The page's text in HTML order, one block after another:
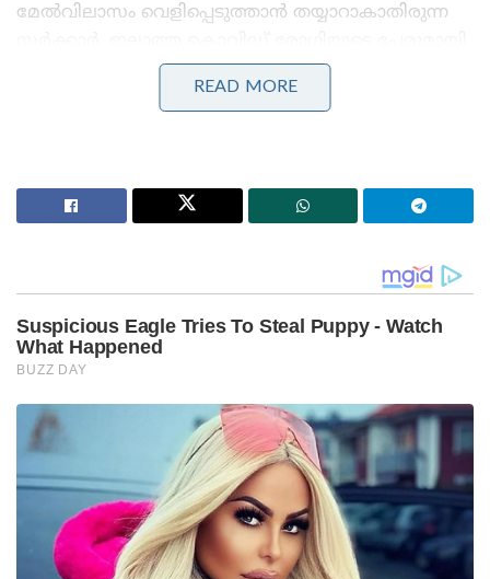
മേൽവിലാസം വെളിപ്പെടുത്താൻ തയ്യാറാകാതിരുന്ന
ബന്ധപ്പെടുത്തി ആശ്രമത്തിന്റെ പേര്
ഉപയോഗിച്ചതിൽ പ്രതിഷേധം ഉയർന്നിട്ടുണ്ട്.
ക്ഷേമപെൻഷൻ ഇനി കൈകളിൽ
കൈത്തറി ഇട്ട് റെഡിയാകൂ’; Gz ട്രെൻഡുമായി മോദി!
‘GRWM’ വീഡിയോ
ആശ്രമത്തിൽ പുറത്തു നിന്നുള്ളവർക്ക് പ്രവേശനമോ
താമസ സൗകര്യമോ നൽകാറില്ലെന്ന് ഭാരവാഹികൾ
വിശദീകരിക്കുന്നു. ഈ സാഹചര്യത്തിൽ ഇത്തരമൊരു
തെറ്റ് കടന്നു കൂടിയത് എങ്ങനെയെന്ന്
അന്തേവാസികളും ഭാരവാഹികളും
ആശ്ചര്യപ്പെടുകയാണ്.
READ MORE